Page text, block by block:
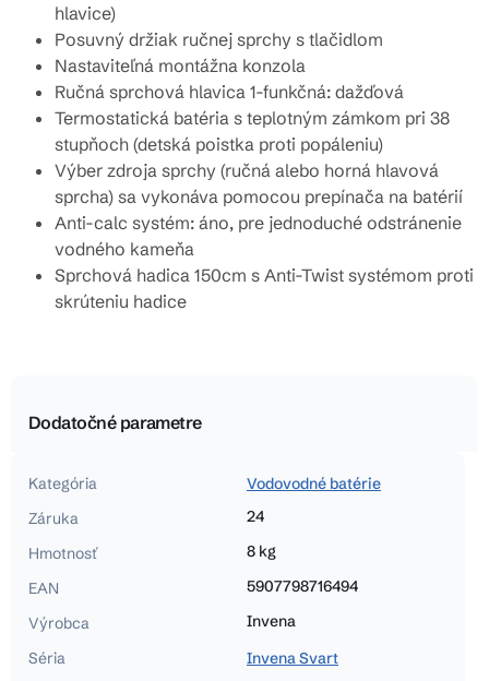
hlavice)
Posuvný držiak ručnej sprchy s tlačidlom
Nastaviteľná montážna konzola
Ručná sprchová hlavica 1-funkčná: dažďová
Termostatická batéria s teplotným zámkom pri 38
stupňoch (detská poistka proti popáleniu)
Výber zdroja sprchy (ručná alebo horná hlavová
sprcha) sa vykonáva pomocou prepínača na batérií
Anti-calc systém: áno, pre jednoduché odstránenie
vodného kameňa
Sprchová hadica 150cm s Anti-Twist systémom proti
skrúteniu hadice
Dodatočné parametre
Kategória
Vodovodné batérie
Záruka
24
Hmotnosť
8 kg
EAN
5907798716494
Výrobca
Invena
Séria
Invena Svart